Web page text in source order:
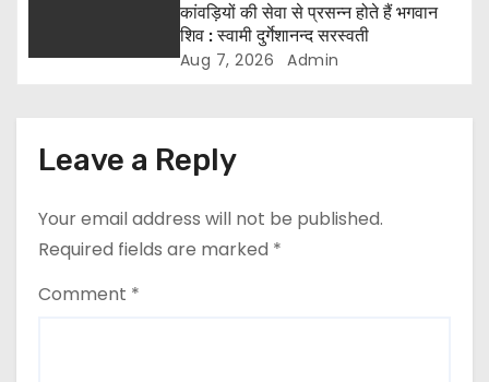
कांवड़ियों की सेवा से प्रसन्न होते हैं भगवान
शिव : स्वामी दुर्गेशानन्द सरस्वती
Aug 7, 2026 Admin
Leave a Reply
Your email address will not be published.
Required fields are marked *
Comment *